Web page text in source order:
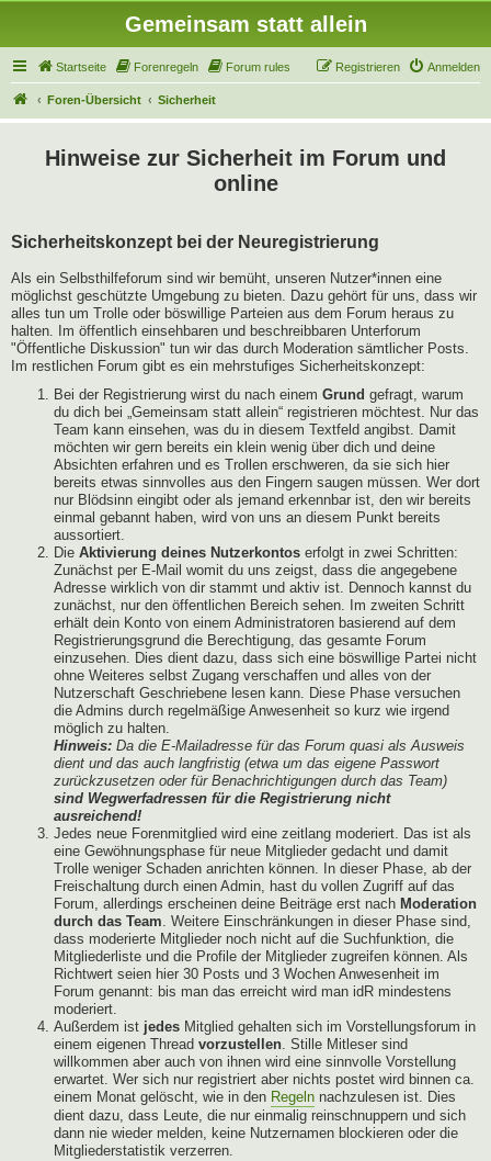
Gemeinsam statt allein
Startseite Forenregeln Forum rules Anmelden
Registrieren
Foren-Übersicht Sicherheit
Hinweise zur Sicherheit im Forum und
online
Sicherheitskonzept bei der Neuregistrierung
Als ein Selbsthilfeforum sind wir bemüht, unseren Nutzer*innen eine
möglichst geschützte Umgebung zu bieten. Dazu gehört für uns, dass wir
alles tun um Trolle oder böswillige Parteien aus dem Forum heraus zu
halten. Im öffentlich einsehbaren und beschreibbaren Unterforum
"Öffentliche Diskussion" tun wir das durch Moderation sämtlicher Posts.
Im restlichen Forum gibt es ein mehrstufiges Sicherheitskonzept:
Bei der Registrierung wirst du nach einem Grund gefragt, warum
du dich bei „Gemeinsam statt allein“ registrieren möchtest. Nur das
Team kann einsehen, was du in diesem Textfeld angibst. Damit
möchten wir gern bereits ein klein wenig über dich und deine
Absichten erfahren und es Trollen erschweren, da sie sich hier
bereits etwas sinnvolles aus den Fingern saugen müssen. Wer dort
nur Blödsinn eingibt oder als jemand erkennbar ist, den wir bereits
einmal gebannt haben, wird von uns an diesem Punkt bereits
aussortiert.
Die Aktivierung deines Nutzerkontos erfolgt in zwei Schritten:
Zunächst per E-Mail womit du uns zeigst, dass die angegebene
Adresse wirklich von dir stammt und aktiv ist. Dennoch kannst du
zunächst, nur den öffentlichen Bereich sehen. Im zweiten Schritt
erhält dein Konto von einem Administratoren basierend auf dem
Registrierungsgrund die Berechtigung, das gesamte Forum
einzusehen. Dies dient dazu, dass sich eine böswillige Partei nicht
ohne Weiteres selbst Zugang verschaffen und alles von der
Nutzerschaft Geschriebene lesen kann. Diese Phase versuchen
die Admins durch regelmäßige Anwesenheit so kurz wie irgend
möglich zu halten.
Hinweis: Da die E-Mailadresse für das Forum quasi als Ausweis
dient und das auch langfristig (etwa um das eigene Passwort
zurückzusetzen oder für Benachrichtigungen durch das Team)
sind Wegwerfadressen für die Registrierung nicht
ausreichend!
Jedes neue Forenmitglied wird eine zeitlang moderiert. Das ist als
eine Gewöhnungsphase für neue Mitglieder gedacht und damit
Trolle weniger Schaden anrichten können. In dieser Phase, ab der
Freischaltung durch einen Admin, hast du vollen Zugriff auf das
Forum, allerdings erscheinen deine Beiträge erst nach Moderation
durch das Team. Weitere Einschränkungen in dieser Phase sind,
dass moderierte Mitglieder noch nicht auf die Suchfunktion, die
Mitgliederliste und die Profile der Mitglieder zugreifen können. Als
Richtwert seien hier 30 Posts und 3 Wochen Anwesenheit im
Forum genannt: bis man das erreicht wird man idR mindestens
moderiert.
Außerdem ist jedes Mitglied gehalten sich im Vorstellungsforum in
einem eigenen Thread vorzustellen. Stille Mitleser sind
willkommen aber auch von ihnen wird eine sinnvolle Vorstellung
erwartet. Wer sich nur registriert aber nichts postet wird binnen ca.
einem Monat gelöscht, wie in den Regeln nachzulesen ist. Dies
dient dazu, dass Leute, die nur einmalig reinschnuppern und sich
dann nie wieder melden, keine Nutzernamen blockieren oder die
Mitgliederstatistik verzerren.